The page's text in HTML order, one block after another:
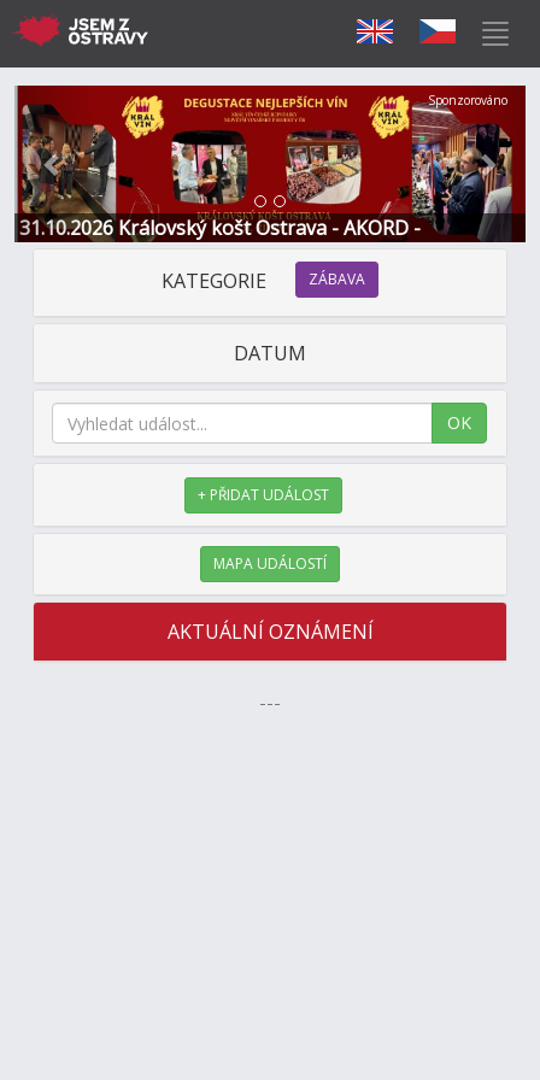
31.10.2026 Královský košt Ostrava - AKORD -
Restaurace a Hotel
Předchozí Další
Sponzorováno
KATEGORIE ZÁBAVA
DATUM
OK
+ PŘIDAT UDÁLOST
MAPA UDÁLOSTÍ
AKTUÁLNÍ OZNÁMENÍ
---